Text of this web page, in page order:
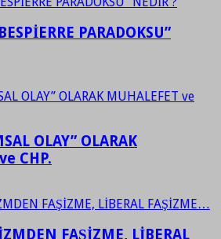
PARADOKSU”
OLAY” OLARAK
CHP.
FAŞİZME, LİBERAL